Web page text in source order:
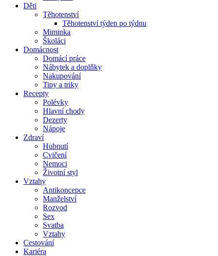
Děti
Těhotenství
Těhotenství týden po týdnu
Miminka
Školáci
Domácnost
Domácí práce
Nábytek a doplňky
Nakupování
Tipy a triky
Recepty
Polévky
Hlavní chody
Dezerty
Nápoje
Zdraví
Hubnutí
Cvičení
Nemoci
Životní styl
Vztahy
Antikoncepce
Manželství
Rozvod
Sex
Svatba
Vztahy
Cestování
Kariéra